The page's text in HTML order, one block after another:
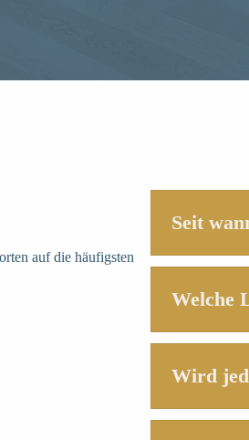
auf die häufigsten
Seit
Welche
Wird